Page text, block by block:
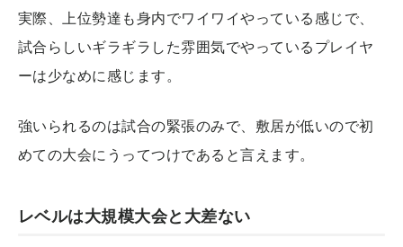
実際、上位勢達も身内でワイワイやっている感じで、
試合らしいギラギラした雰囲気でやっているプレイヤ
ーは少なめに感じます。
強いられるのは試合の緊張のみで、敷居が低いので初
めての大会にうってつけであると言えます。
レベルは大規模大会と大差ない